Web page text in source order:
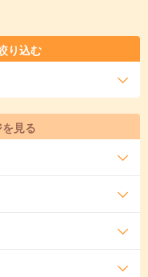
り込む
見る